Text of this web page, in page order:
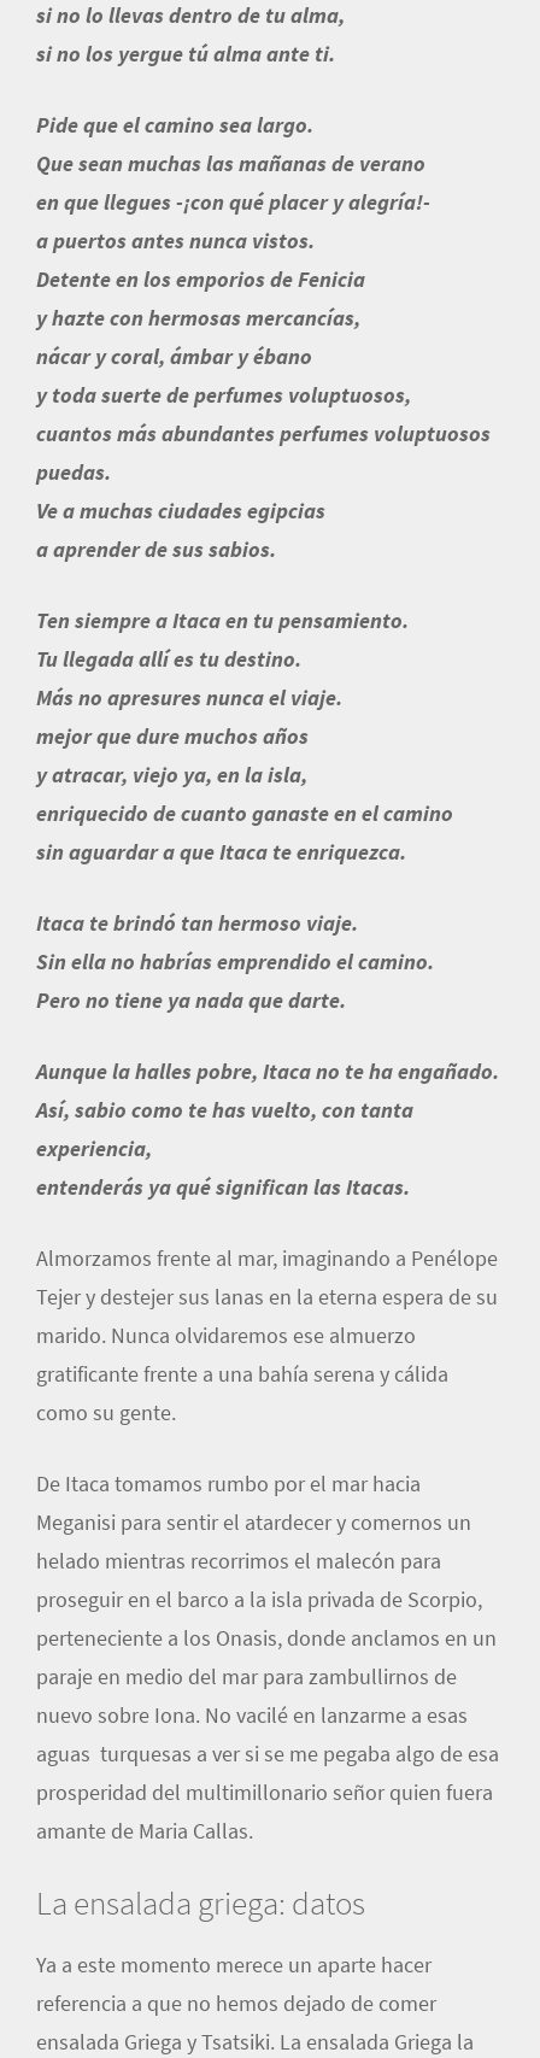
si no lo llevas dentro de tu alma,
si no los yergue tú alma ante ti.
Pide que el camino sea largo.
Que sean muchas las mañanas de verano
en que llegues -¡con qué placer y alegría!-
a puertos antes nunca vistos.
Detente en los emporios de Fenicia
y hazte con hermosas mercancías,
nácar y coral, ámbar y ébano
y toda suerte de perfumes voluptuosos,
cuantos más abundantes perfumes voluptuosos
puedas.
Ve a muchas ciudades egipcias
a aprender de sus sabios.
Ten siempre a Itaca en tu pensamiento.
Tu llegada allí es tu destino.
Más no apresures nunca el viaje.
mejor que dure muchos años
y atracar, viejo ya, en la isla,
enriquecido de cuanto ganaste en el camino
sin aguardar a que Itaca te enriquezca.
Itaca te brindó tan hermoso viaje.
Sin ella no habrías emprendido el camino.
Pero no tiene ya nada que darte.
Aunque la halles pobre, Itaca no te ha engañado.
Así, sabio como te has vuelto, con tanta
experiencia,
entenderás ya qué significan las Itacas.
Almorzamos frente al mar, imaginando a Penélope
Tejer y destejer sus lanas en la eterna espera de su
marido. Nunca olvidaremos ese almuerzo
gratificante frente a una bahía serena y cálida
como su gente.
De Itaca tomamos rumbo por el mar hacia
Meganisi para sentir el atardecer y comernos un
helado mientras recorrimos el malecón para
proseguir en el barco a la isla privada de Scorpio,
perteneciente a los Onasis, donde anclamos en un
paraje en medio del mar para zambullirnos de
nuevo sobre Iona. No vacilé en lanzarme a esas
aguas turquesas a ver si se me pegaba algo de esa
prosperidad del multimillonario señor quien fuera
amante de Maria Callas.
La ensalada griega: datos
Ya a este momento merece un aparte hacer
referencia a que no hemos dejado de comer
ensalada Griega y Tsatsiki. La ensalada Griega la